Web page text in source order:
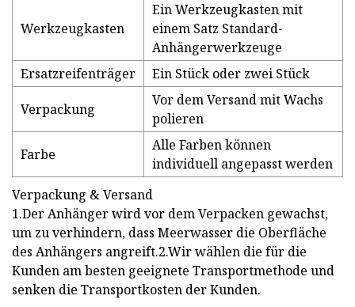
Werkzeugkasten
Ein Werkzeugkasten mit
einem Satz Standard-
Anhängerwerkzeuge
Ersatzreifenträger
Ein Stück oder zwei Stück
Verpackung
Vor dem Versand mit Wachs
polieren
Farbe
Alle Farben können
individuell angepasst werden
Verpackung & Versand
1.Der Anhänger wird vor dem Verpacken gewachst,
um zu verhindern, dass Meerwasser die Oberfläche
des Anhängers angreift.2.Wir wählen die für die
Kunden am besten geeignete Transportmethode und
senken die Transportkosten der Kunden.